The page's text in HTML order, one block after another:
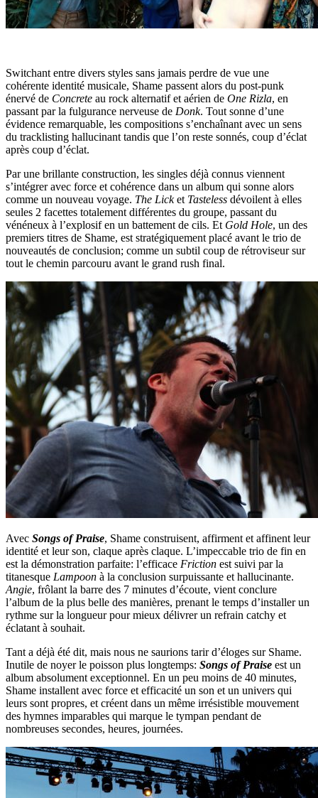
Switchant entre divers styles sans jamais perdre de vue une
cohérente identité musicale, Shame passent alors du post-punk
énervé de Concrete au rock alternatif et aérien de One Rizla, en
passant par la fulgurance nerveuse de Donk. Tout sonne d’une
évidence remarquable, les compositions s’enchaînant avec un sens
du tracklisting hallucinant tandis que l’on reste sonnés, coup d’éclat
après coup d’éclat.
Par une brillante construction, les singles déjà connus viennent
s’intégrer avec force et cohérence dans un album qui sonne alors
comme un nouveau voyage. The Licket Tasteless dévoilent à elles
seules 2 facettes totalement différentes du groupe, passant du
vénéneux à l’explosif en un battement de cils. Et Gold Hole, un des
premiers titres de Shame, est stratégiquement placé avant le trio de
nouveautés de conclusion; comme un subtil coup de rétroviseur sur
tout le chemin parcouru avant le grand rush final.
Avec Songs of Praise, Shame construisent, affirment et affinent leur
identité et leur son, claque après claque. L’impeccable trio de fin en
est la démonstration parfaite: l’efficace Friction est suivi par la
titanesque Lampoon à la conclusion surpuissante et hallucinante.
Angie, frôlant la barre des 7 minutes d’écoute, vient conclure
l’album de la plus belle des manières, prenant le temps d’installer un
rythme sur la longueur pour mieux délivrer un refrain catchy et
éclatant à souhait.
Tant a déjà été dit, mais nous ne saurions tarir d’éloges sur Shame.
Inutile de noyer le poisson plus longtemps: Songs of Praise est un
album absolument exceptionnel. En un peu moins de 40 minutes,
Shame installent avec force et efficacité un son et un univers qui
leurs sont propres, et créent dans un même irrésistible mouvement
des hymnes imparables qui marque le tympan pendant de
nombreuses secondes, heures, journées.